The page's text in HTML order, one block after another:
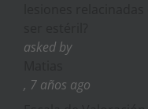
asked by
, 7 años ago